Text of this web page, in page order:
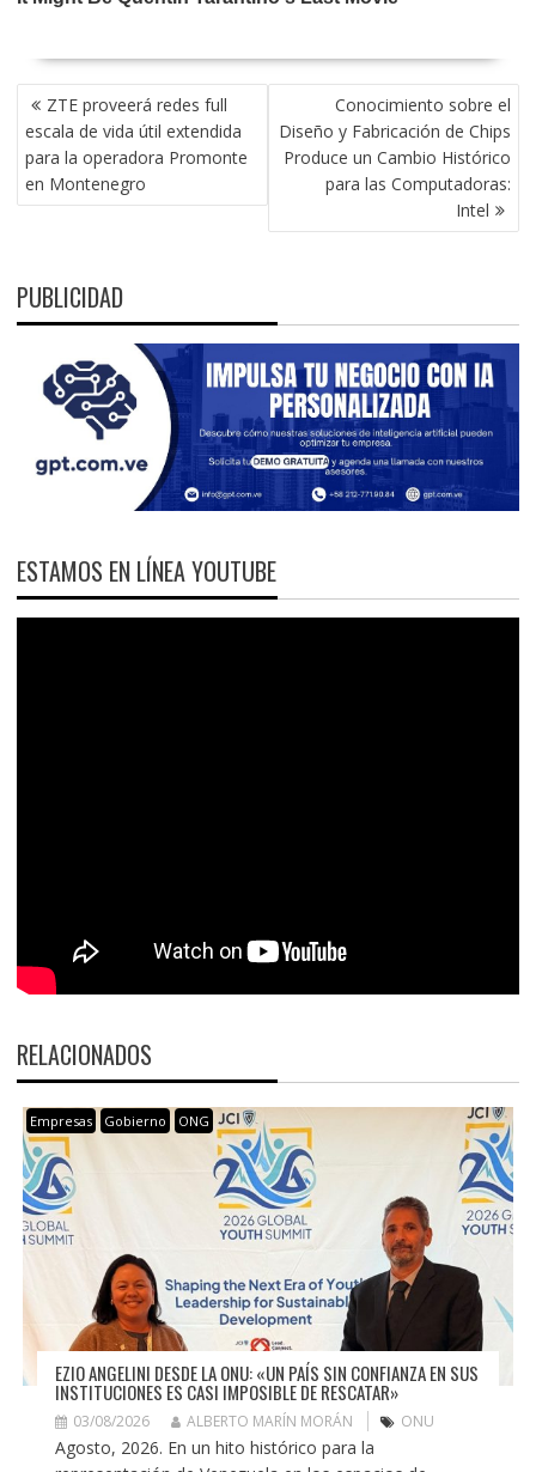
NAVEGACIÓN
DE
ENTRADAS
ZTE proveerá redes full
escala de vida útil extendida
para la operadora Promonte
en Montenegro
Conocimiento sobre el
Diseño y Fabricación de Chips
Produce un Cambio Histórico
para las Computadoras:
Intel
PUBLICIDAD
ESTAMOS EN LÍNEA YOUTUBE
RELACIONADOS
Empresas Gobierno ONG
EZIO ANGELINI DESDE LA ONU: «UN PAÍS SIN CONFIANZA EN SUS
INSTITUCIONES ES CASI IMPOSIBLE DE RESCATAR»
03/08/2026 ALBERTO MARÍN MORÁN ONU
Agosto, 2026. En un hito histórico para la